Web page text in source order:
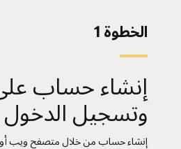
الخطوة 1
وتسجيل الدخول
إنشاء حساب من خلال متصفح ويب